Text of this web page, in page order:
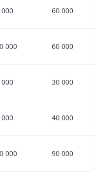
60 000
000 60 000
30 000
40 000
000 90 000